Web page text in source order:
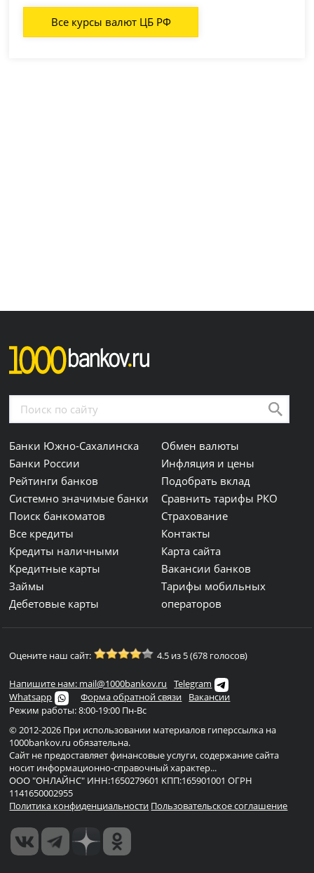
Все курсы валют ЦБ РФ
Банки Южно-Сахалинска
Банки России
Рейтинги банков
Системно значимые банки
Поиск банкоматов
Все кредиты
Кредиты наличными
Кредитные карты
Займы
Дебетовые карты
Обмен валюты
Инфляция и цены
Подобрать вклад
Сравнить тарифы РКО
Страхование
Контакты
Карта сайта
Вакансии банков
Тарифы мобильных
операторов
Оцените наш сайт: 4.5 из 5 (678 голосов)
Напишите нам: mail@1000bankov.ru
Telegram
Whatsapp
Форма обратной связи
Вакансии
Режим работы: 8:00-19:00 Пн-Вс
© 2012-2026 При использовании материалов гиперссылка на
1000bankov.ru обязательна.
Сайт не предоставляет финансовые услуги, содержание сайта
носит информационно-справочный характер...
ООО "ОНЛАЙНС" ИНН:1650279601 КПП:165901001 ОГРН
1141650002955
Политика конфиденциальности Пользовательское соглашение